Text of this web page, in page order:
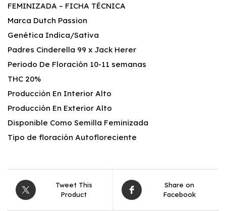
FEMINIZADA – FICHA TÉCNICA
Marca Dutch Passion
Genética Indica/Sativa
Padres Cinderella 99 x Jack Herer
Periodo De Floración 10-11 semanas
THC 20%
Producción En Interior Alto
Producción En Exterior Alto
Disponible Como Semilla Feminizada
Tipo de floración Autofloreciente
Tweet This
Product
Share on
Facebook